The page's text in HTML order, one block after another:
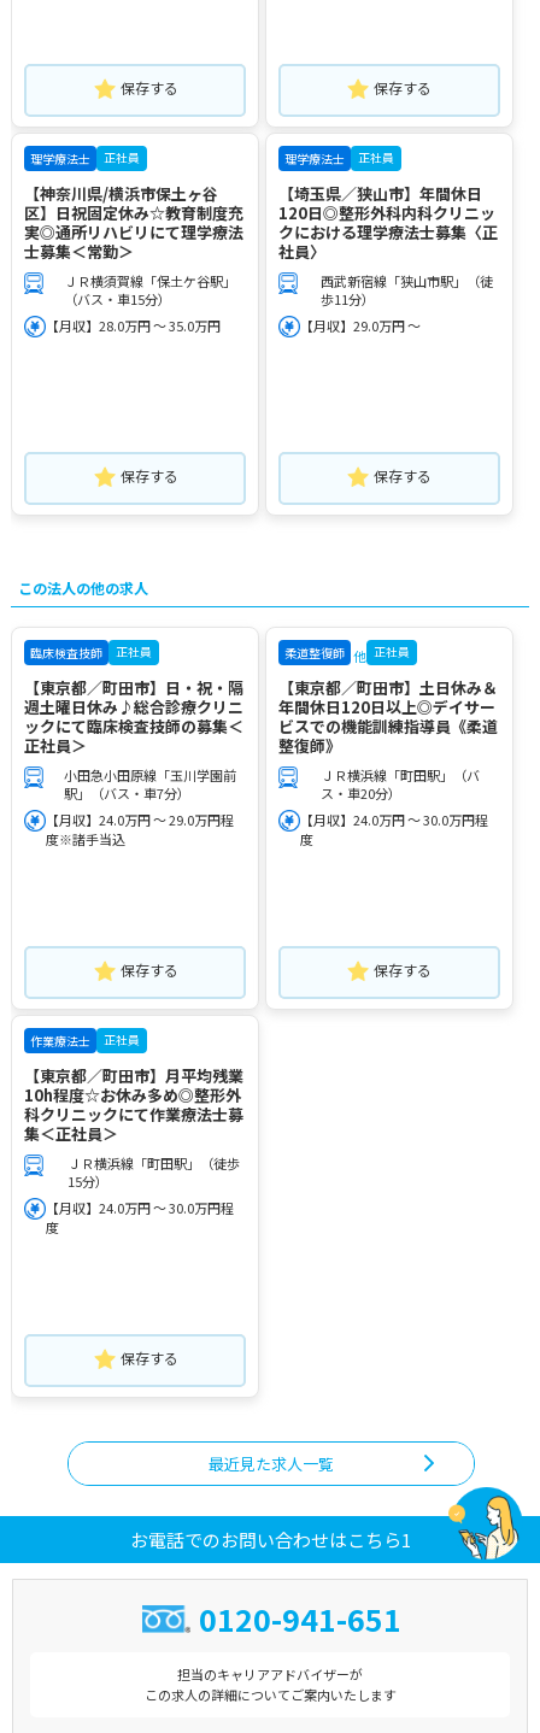
保存する 保存する
理学療法士 正社員
【神奈川県/横浜市保土ヶ谷
区】日祝固定休み☆教育制度充
実◎通所リハビリにて理学療法
士募集＜常勤＞
ＪＲ横須賀線「保土ケ谷駅」
（バス・車15分）
【月収】28.0万円 ～ 35.0万円
保存する
理学療法士 正社員
【埼玉県／狭山市】年間休日
120日◎整形外科内科クリニッ
クにおける理学療法士募集〈正
社員〉
西武新宿線「狭山市駅」（徒
歩11分）
【月収】29.0万円 ～
保存する
この法人の他の求人
臨床検査技師 正社員
【東京都／町田市】日・祝・隔
週土曜日休み♪総合診療クリニ
ックにて臨床検査技師の募集＜
正社員＞
小田急小田原線「玉川学園前
駅」（バス・車7分）
【月収】24.0万円 ～ 29.0万円程
度※諸手当込
保存する
柔道整復師 他 正社員
【東京都／町田市】土日休み＆
年間休日120日以上◎デイサー
ビスでの機能訓練指導員《柔道
整復師》
ＪＲ横浜線「町田駅」（バ
ス・車20分）
【月収】24.0万円 ～ 30.0万円程
度
保存する
作業療法士 正社員
【東京都／町田市】月平均残業
10h程度☆お休み多め◎整形外
科クリニックにて作業療法士募
集＜正社員＞
ＪＲ横浜線「町田駅」（徒歩
15分）
【月収】24.0万円 ～ 30.0万円程
度
保存する
最近見た求人一覧
お電話でのお問い合わせはこちら1
0120-941-651
担当のキャリアアドバイザーが
この求人の詳細についてご案内いたします